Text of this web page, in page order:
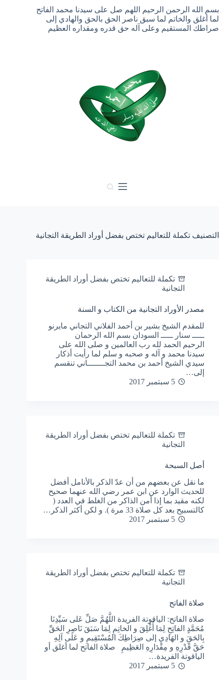
التجاوز
إلى
المحتوى
بسم الله الرحمن الرحيم اللهم صل على سيدنا محمد الفاتح
لما أغلق والخاتم لما سبق ناصر الحق بالحق والهادي إلى
صراطك المستقيم وعلى آله حق قدره ومقداره العظيم
التصنيف تكملة للتعاليم تختص بفضل أوراد الطريقة التجانية
تكملة للتعاليم تختص بفضل أوراد الطريقة
التجانية
مصدر الأوراد التجانية من الكتاب و السنة
للمقدم الشيخ بشير بن أحمد الفلاني التجاني مايرنو
ـــــ سنار ـــــ السودان بسم الله الرحمان
الرحيم الحمد لله رب العالمين و صلى الله على
سيدنا محمد و آله و صحبه و سلم لما رأيت أذكار
سيدي الشيخ أحمد بن محمد التجـــــــاني تنقسم
إلى…
5 سبتمبر 2017
تكملة للتعاليم تختص بفضل أوراد الطريقة
التجانية
أصل السبحة
ما نقل عن بعضهم من أن عدّ الذكر بالأنامل أفضل
للحديث الوارد عن ابن عمر رضي الله عنهما صحيح
لكنه مقيد بما إذا أمن الذاكر من الغلط في العدد (
كالتسبيح بعد كل صلاة 33 مرة ). و لكن أكثر الذكر…
5 سبتمبر 2017
تكملة للتعاليم تختص بفضل أوراد الطريقة
التجانية
صلاة الفاتح
صلاة الفاتح: الياقوتة الفريدة اللَّهُمَّ صَلِّ عَلى سَيِّدِنَا
مُحَمَّدٍ الفاتِحِ لِمَا أُغْلِقَ و الخاتِمِ لِمَا سَبَقَ نَاصِرِ الحَقِّ
بِالحَقَِ و الهَادِي إلى صِرَاطِكَ المُسْتَقِيمِ و عَلَى آلِهِ
حَقَّ قَدْرِهِ و مِقْدَارِهِ العَظِيمِ صلاة الفاتح لما أغلق أو
الياقوتة الفريدة…
5 سبتمبر 2017